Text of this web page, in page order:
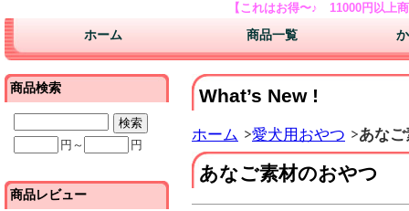
【これはお得〜♪ 11000円以上
ホーム 商品一覧
What’s New !
ホーム 愛犬用おやつ あな
あなご素材のおやつ
商品検索
円～ 円
商品レビュー